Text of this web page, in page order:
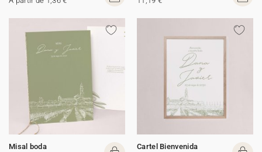
Misal boda
Cartel Bienvenida